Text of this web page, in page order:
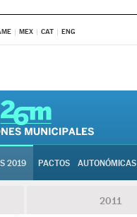
MEX CAT ENG
2019 PACTOS AUTONÓMICAS
2011